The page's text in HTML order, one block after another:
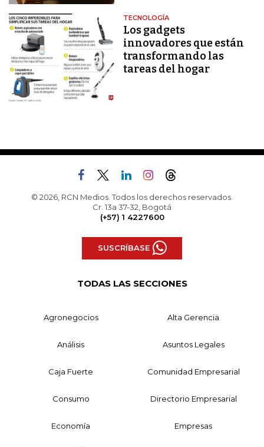
TECNOLOGÍA
Los gadgets
innovadores que están
transformando las
tareas del hogar
© 2026, RCN Medios. Todos los derechos reservados.
Cr. 13a 37-32, Bogotá
(+57) 1 4227600
SUSCRÍBASE
TODAS LAS SECCIONES
Agronegocios Alta Gerencia
Análisis Asuntos Legales
Caja Fuerte Comunidad Empresarial
Consumo Directorio Empresarial
Economía Empresas